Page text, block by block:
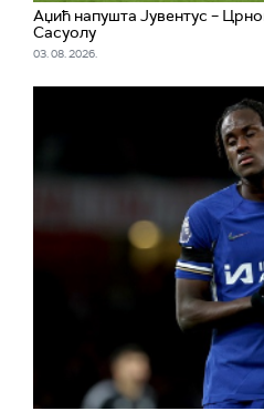
Аџић напушта Јувентус –
Сасуолу
03. 08. 2026.